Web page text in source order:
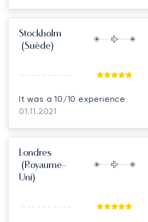
Stockholm
(Suède)
It was a 10/10 experience
01.11.2021
Londres
(Royaume-
Uni)